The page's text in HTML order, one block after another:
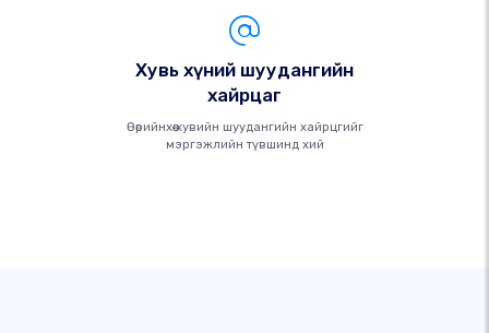
Хувь хүний ​​шуудангийн
хайрцаг
Өөрийнхөө хувийн шуудангийн хайрцгийг
мэргэжлийн түвшинд хий